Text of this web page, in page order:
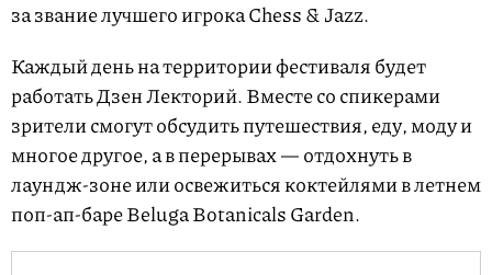
за звание лучшего игрока Chess & Jazz.
Каждый день на территории фестиваля будет
работать Дзен Лекторий. Вместе со спикерами
зрители смогут обсудить путешествия, еду, моду и
многое другое, а в перерывах — отдохнуть в
лаундж-зоне или освежиться коктейлями в летнем
поп-ап-баре Beluga Botanicals Garden.